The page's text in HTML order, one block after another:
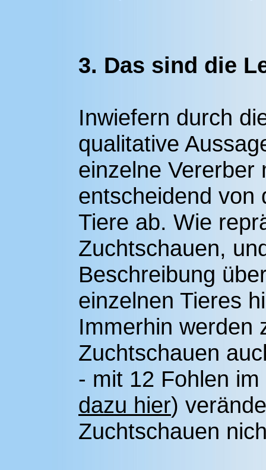
3. Das sind die
Inwiefern durch
qualitative
einzelne Vererber
entscheidend von
Tiere ab. Wie
Zuchtschauen,
Beschreibung
einzelnen Tieres
Immerhin werden
Zuchtschauen
- mit 12 Fohlen
dazu hier)
Zuchtschauen